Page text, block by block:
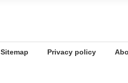
Sitemap Privacy policy